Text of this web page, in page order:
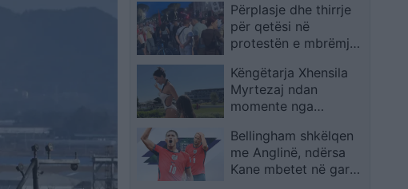
2026
Përplasje dhe thirrje
për qetësi në
protestën e mbrëmjes
Këngëtarja Xhensila
Myrtezaj ndan
momente nga
Bellingham shkëlqen
me Anglinë, ndërsa
Kane mbetet në garë